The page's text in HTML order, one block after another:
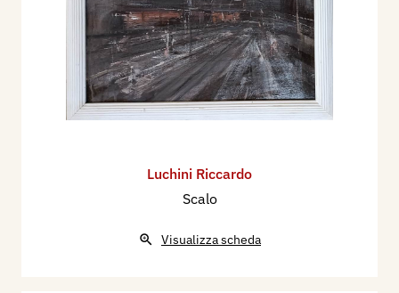
Luchini Riccardo
Scalo
Visualizza scheda